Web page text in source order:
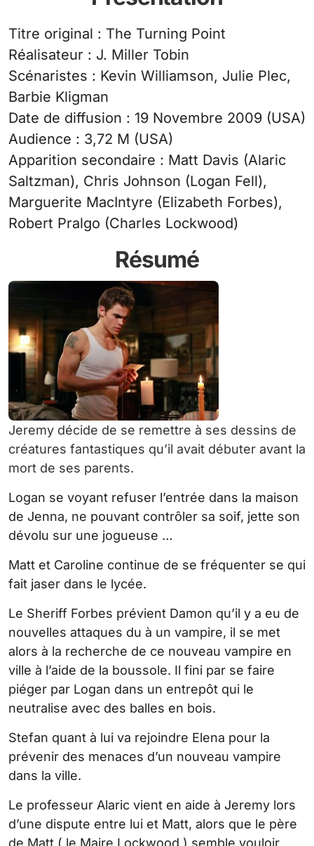
Titre original : The Turning Point
Réalisateur : J. Miller Tobin
Scénaristes : Kevin Williamson, Julie Plec,
Barbie Kligman
Date de diffusion : 19 Novembre 2009 (USA)
Audience : 3,72 M (USA)
Apparition secondaire : Matt Davis (Alaric
Saltzman), Chris Johnson (Logan Fell),
Marguerite MacIntyre (Elizabeth Forbes),
Robert Pralgo (Charles Lockwood)
Résumé
Jeremy décide de se remettre à ses dessins de
créatures fantastiques qu’il avait débuter avant la
mort de ses parents.
Logan se voyant refuser l’entrée dans la maison
de Jenna, ne pouvant contrôler sa soif, jette son
dévolu sur une jogueuse …
Matt et Caroline continue de se fréquenter se qui
fait jaser dans le lycée.
Le Sheriff Forbes prévient Damon qu’il y a eu de
nouvelles attaques du à un vampire, il se met
alors à la recherche de ce nouveau vampire en
ville à l’aide de la boussole. Il fini par se faire
piéger par Logan dans un entrepôt qui le
neutralise avec des balles en bois.
Stefan quant à lui va rejoindre Elena pour la
prévenir des menaces d’un nouveau vampire
dans la ville.
Le professeur Alaric vient en aide à Jeremy lors
d’une dispute entre lui et Matt, alors que le père
de Matt ( le Maire Lockwood ) semble vouloir